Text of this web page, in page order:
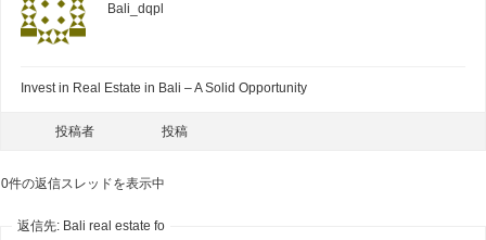
Bali_dqpl
Invest in Real Estate in Bali – A Solid Opportunity
投稿者 投稿
0件の返信スレッドを表示中
返信先: Bali real estate fo